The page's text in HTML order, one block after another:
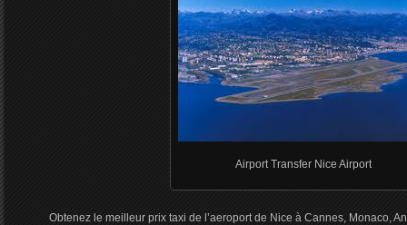
Airport Transfer Nice Airport
Obtenez le meilleur prix taxi de l’aeroport de Nice à Cannes, Monaco,